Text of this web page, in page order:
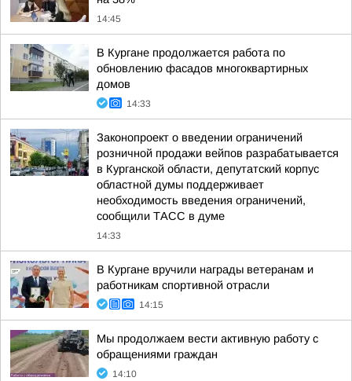
14:45
В Кургане продолжается работа по
обновлению фасадов многоквартирных
домов
14:33
Законопроект о введении ограничений
розничной продажи вейпов разрабатывается
в Курганской области, депутатский корпус
областной думы поддерживает
необходимость введения ограничений,
сообщили ТАСС в думе
14:33
В Кургане вручили награды ветеранам и
работникам спортивной отрасли
14:15
Мы продолжаем вести активную работу с
обращениями граждан
14:10